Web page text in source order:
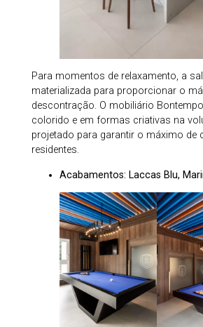
Para momentos de relaxamento, a
materializada para proporcionar o
descontração. O mobiliário
colorido e em formas criativas na
projetado para garantir o máximo de
residentes.
Acabamentos: Laccas Blu,